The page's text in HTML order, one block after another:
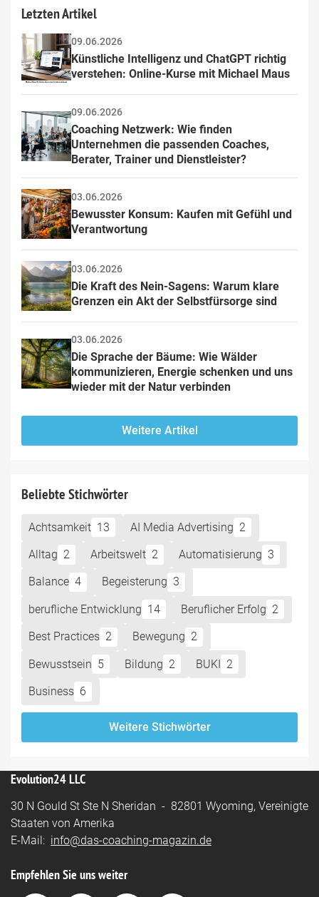
Letzten Artikel
09.06.2026
Künstliche Intelligenz und ChatGPT richtig
verstehen: Online-Kurse mit Michael Maus
09.06.2026
Coaching Netzwerk: Wie finden
Unternehmen die passenden Coaches,
Berater, Trainer und Dienstleister?
03.06.2026
Bewusster Konsum: Kaufen mit Gefühl und
Verantwortung
03.06.2026
Die Kraft des Nein-Sagens: Warum klare
Grenzen ein Akt der Selbstfürsorge sind
03.06.2026
Die Sprache der Bäume: Wie Wälder
kommunizieren, Energie schenken und uns
wieder mit der Natur verbinden
Weitere Artikel
Beliebte Stichwörter
Achtsamkeit 13 AI Media Advertising 2
Alltag 2 Arbeitswelt 2 Automatisierung 3
Balance 4 Begeisterung 3
berufliche Entwicklung 14 Beruflicher Erfolg 2
Best Practices 2 Bewegung 2
Bewusstsein 5 Bildung 2 BUKI 2
Business 6
Weitere Stichwörter
Evolution24 LLC
30 N Gould St Ste N Sheridan - 82801 Wyoming, Vereinigte
Staaten von Amerika
E-Mail: info@das-coaching-magazin.de
Empfehlen Sie uns weiter